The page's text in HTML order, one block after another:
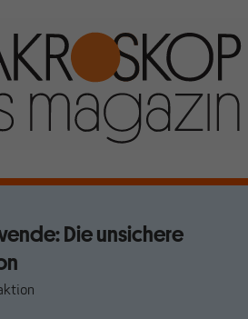
Die unsichere